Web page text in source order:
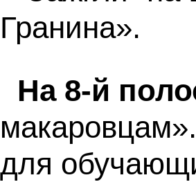
Гранина».
На 8-й
для